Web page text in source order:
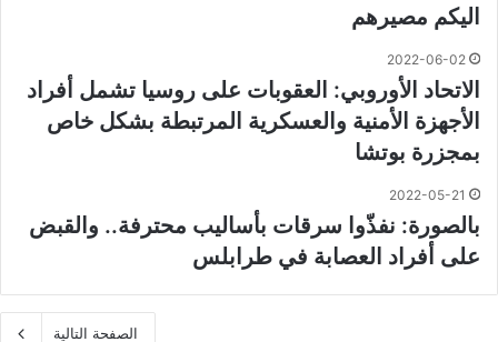
اليكم مصيرهم
2022-06-02
الاتحاد الأوروبي: العقوبات على روسيا تشمل أفراد
الأجهزة الأمنية والعسكرية المرتبطة بشكل خاص
بمجزرة بوتشا
2022-05-21
بالصورة: نفذّوا سرقات بأساليب محترفة.. والقبض
على أفراد العصابة في طرابلس
الصفحة التالية